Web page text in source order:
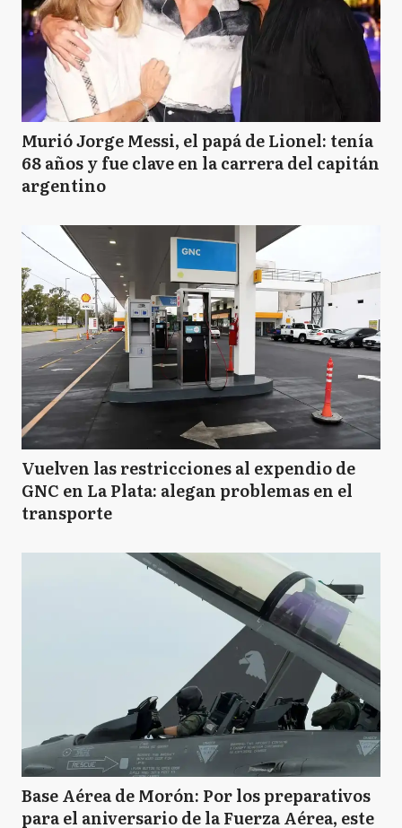
Murió Jorge Messi, el papá de Lionel: tenía
68 años y fue clave en la carrera del capitán
argentino
Vuelven las restricciones al expendio de
GNC en La Plata: alegan problemas en el
transporte
Base Aérea de Morón: Por los preparativos
para el aniversario de la Fuerza Aérea, este